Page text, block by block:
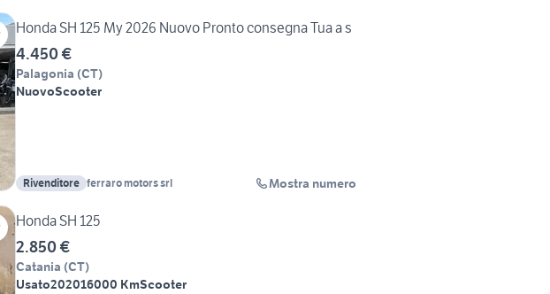
Honda SH 125 My 2026 Nuovo Pronto consegna Tua a s
4.450 €
Palagonia (CT)
NuovoScooter
Rivenditore ferraro motors srl Mostra numero
Honda SH 125
2.850 €
Catania (CT)
Usato202016000 KmScooter